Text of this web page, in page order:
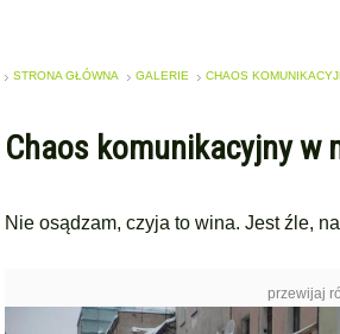
STRONA GŁÓWNA GALERIE CHAOS
Chaos komunikacyjny w
Nie osądzam, czyja to wina. Jest źle,
przewijaj